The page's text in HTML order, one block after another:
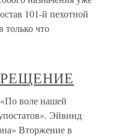
101-й пехотной
только что
воле нашей
Эйвинд
Вторжение в